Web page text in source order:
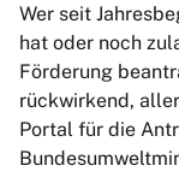
Wer seit
hat oder noch
Förderung
rückwirkend,
Portal für die